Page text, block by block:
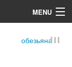
MENU
обезьяна